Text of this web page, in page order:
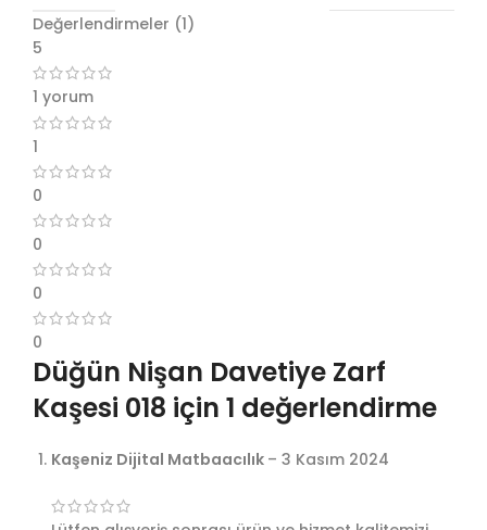
Değerlendirmeler (1)
5
1 yorum
1
0
0
0
0
Düğün Nişan Davetiye Zarf
Kaşesi 018 için 1 değerlendirme
Kaşeniz Dijital Matbaacılık – 3 Kasım 2024